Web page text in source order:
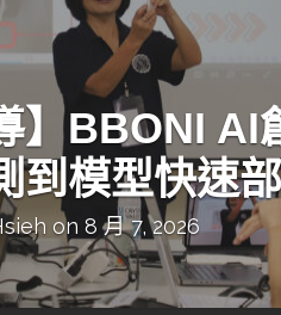
英特爾技術驅動醫療外骨骼解決
Codex Micro專屬控
元收
】BBONI AI
到模型快速
on 8 月 7, 2026